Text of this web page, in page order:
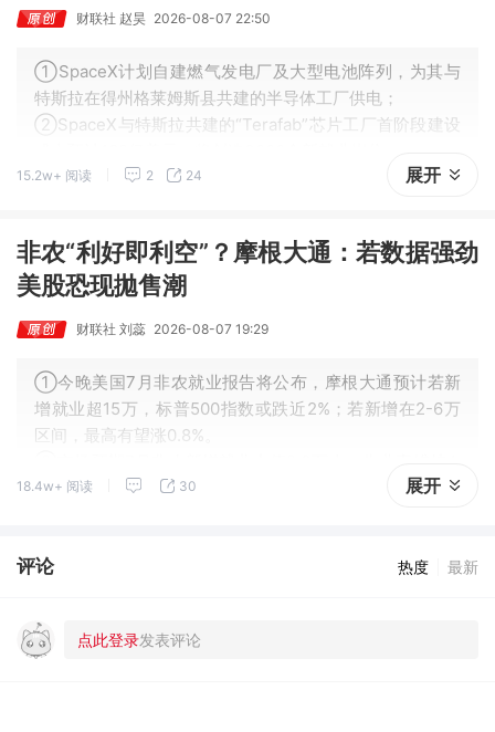
财联社 赵昊 2026-08-07 22:50
①SpaceX计划自建燃气发电厂及大型电池阵列，为其与
特斯拉在得州格莱姆斯县共建的半导体工厂供电；
②SpaceX与特斯拉共建的“Terafab”芯片工厂首阶段建设
15.2w+ 阅读 2 24 展开
非农“利好即利空”？摩根大通：若数据强劲
美股恐现拋售潮
财联社 刘蕊 2026-08-07 19:29
①今晚美国7月非农就业报告将公布，摩根大通预计若新
增就业超15万，标普500指数或跌近2%；若新增在2-6万
区间，最高有望涨0.8%。
2%。
18.4w+ 阅读 30 展开
评论 热度 最新